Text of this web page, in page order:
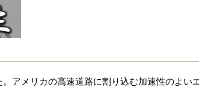
アメリカの高速道路に割り込む加速性のよい